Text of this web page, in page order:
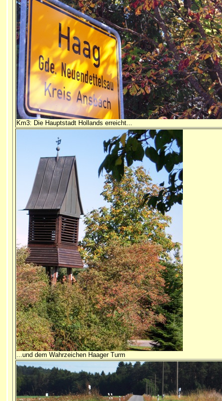
Km3: Die Hauptstadt Hollands erreicht...
...und dem Wahrzeichen Haager Turm